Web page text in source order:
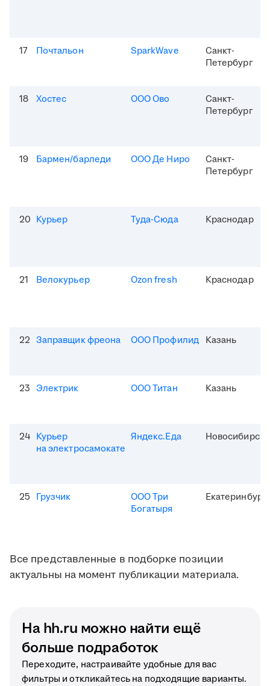
17 Почтальон SparkWave
Санкт-
Петербург
18 Хостес ООО Ово
Санкт-
Петербург
19 Бармен/барледи ООО Де Ниро
Санкт-
Петербург
20 Курьер Туда-Сюда Краснодар
21 Велокурьер Ozon fresh Краснодар
22 Заправщик фреона ООО Профилид Казань
23 Электрик ООО Титан Казань
24 Курьер
на электросамокате
Яндекс.Еда Новосибирск
25 Грузчик
ООО Три
Богатыря
Екатеринбург
Все представленные в подборке позиции
актуальны на момент публикации материала.
На hh.ru можно найти ещё
больше подработок
Переходите, настраивайте удобные для вас
фильтры и откликайтесь на подходящие варианты.